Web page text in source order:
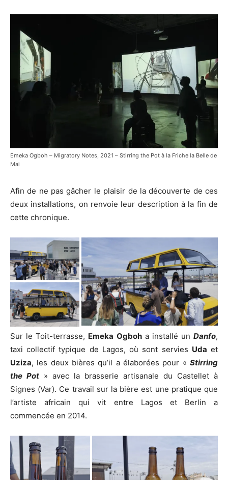
Emeka Ogboh – Migratory Notes, 2021 – Stirring the Pot à la Friche la Belle de
Mai
Afin de ne pas gâcher le plaisir de la découverte de ces
deux installations, on renvoie leur description à la fin de
cette chronique.
Sur le Toit-terrasse, Emeka Ogboha installé un Danfo,
taxi collectif typique de Lagos, où sont servies Uda et
Uziza, les deux bières qu’il a élaborées pour « Stirring
the Pot » avec la brasserie artisanale du Castellet à
Signes (Var). Ce travail sur la bière est une pratique que
l’artiste africain qui vit entre Lagos et Berlin a
commencée en 2014.